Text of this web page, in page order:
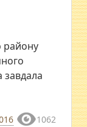
району
1062